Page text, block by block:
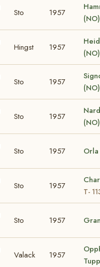
Sto 1957
Hingst 1957
Sto 1957
Sto 1957
(NO)
Sto 1957
Sto 1957
T-
Sto 1957
Valack 1957